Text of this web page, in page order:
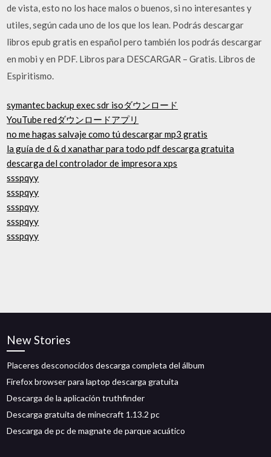
de vista, esto no los hace malos o buenos, si no interesantes y
utiles, según cada uno de los que los lean. Podrás descargar
libros epub gratis en español pero también los podrás descargar
en mobi y en PDF. Libros para DESCARGAR – Gratis. Libros de
Espiritismo.
symantec backup exec sdr isoダウンロード
YouTube redダウンロードアプリ
no me hagas salvaje como tú descargar mp3 gratis
la guía de d & d xanathar para todo pdf descarga gratuita
descarga del controlador de impresora xps
ssspqyy
ssspqyy
ssspqyy
ssspqyy
ssspqyy
New Stories
Placeres desconocidos descarga completa del álbum
Firefox browser para laptop descarga gratuita
Descarga de la aplicación truthfinder
Descarga gratuita de minecraft 1.13.2 pc
Descarga de pc de magnate de parque acuático